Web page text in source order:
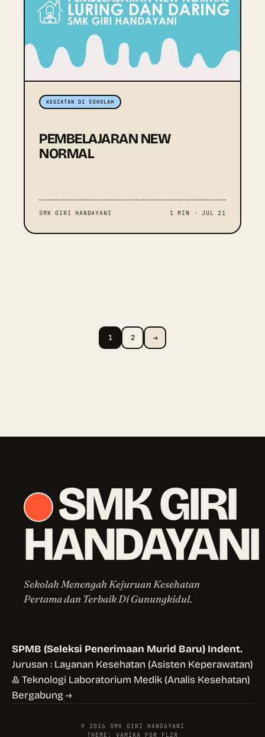
KEGIATAN DI SEKOLAH
PEMBELAJARAN NEW
NORMAL
SMK GIRI HANDAYANI 1 MIN · JUL 21
Posts pagination
1 2 →
SMK GIRI
HANDAYANI
Sekolah Menengah Kejuruan Kesehatan
Pertama dan Terbaik Di Gunungkidul.
SPMB (Seleksi Penerimaan Murid Baru) Indent.
Jurusan : Layanan Kesehatan (Asisten Keperawatan)
& Teknologi Laboratorium Medik (Analis Kesehatan)
Bergabung →
© 2026 SMK GIRI HANDAYANI
THEME: VAMIKA FOR FLZR